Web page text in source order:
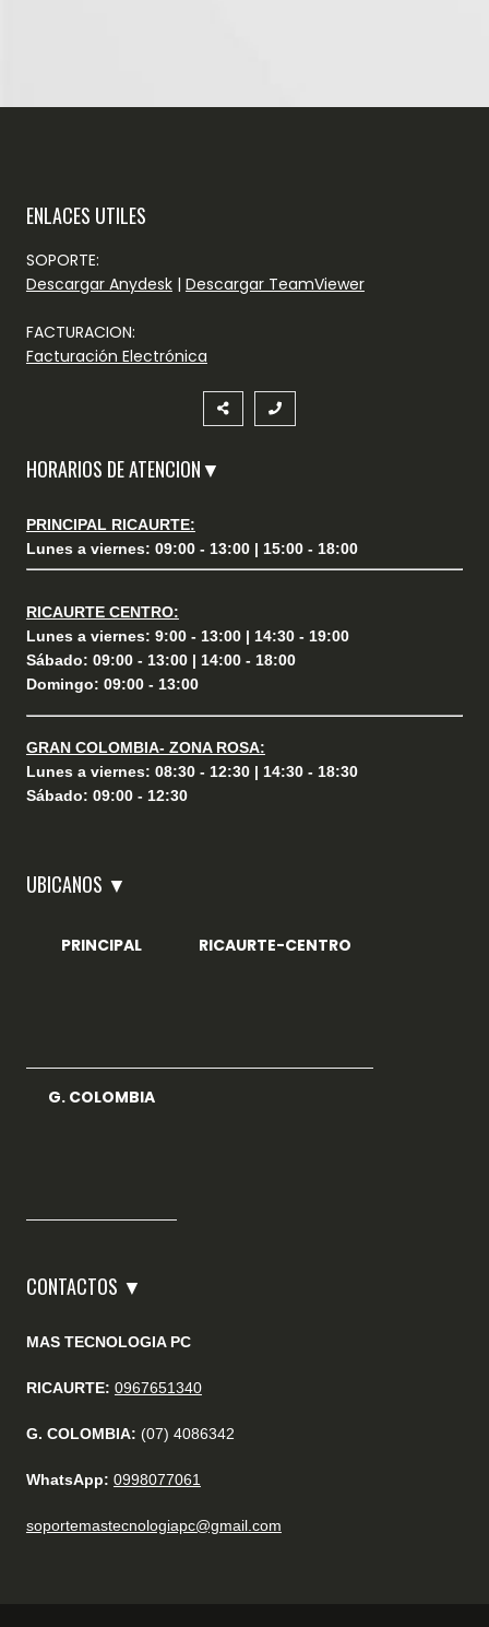
ENLACES UTILES
SOPORTE:
Descargar Anydesk| Descargar TeamViewer
FACTURACION:
Facturación Electrónica
HORARIOS DE ATENCION▼
PRINCIPAL RICAURTE:
Lunes a viernes: 09:00 - 13:00 | 15:00 - 18:00
RICAURTE CENTRO:
Lunes a viernes: 9:00 - 13:00 | 14:30 - 19:00
Sábado: 09:00 - 13:00 | 14:00 - 18:00
Domingo: 09:00 - 13:00
GRAN COLOMBIA- ZONA ROSA:
Lunes a viernes: 08:30 - 12:30 | 14:30 - 18:30
Sábado: 09:00 - 12:30
UBICANOS ▼
PRINCIPAL RICAURTE-CENTRO
G. COLOMBIA
CONTACTOS ▼
MAS TECNOLOGIA PC
RICAURTE: 0967651340
G. COLOMBIA: (07) 4086342
WhatsApp: 0998077061
soportemastecnologiapc@gmail.com